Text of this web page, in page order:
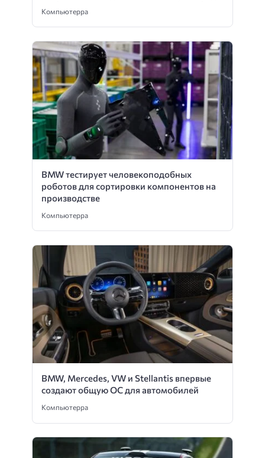
Компьютерра
BMW тестирует человекоподобных
роботов для сортировки компонентов на
производстве
Компьютерра
BMW, Mercedes, VW и Stellantis впервые
создают общую ОС для автомобилей
Компьютерра